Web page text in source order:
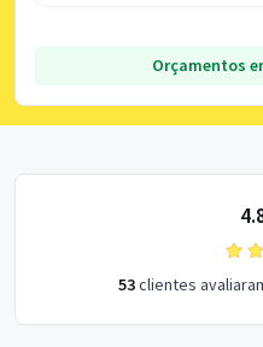
Orçamentos
53clientes